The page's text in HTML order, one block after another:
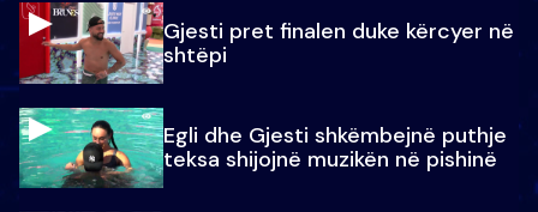
Gjesti pret finalen duke kërcyer në
shtëpi
Egli dhe Gjesti shkëmbejnë puthje
teksa shijojnë muzikën në pishinë